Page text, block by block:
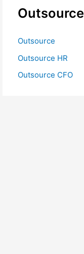
Outsource
Outsource
Outsource HR
Outsource CFO